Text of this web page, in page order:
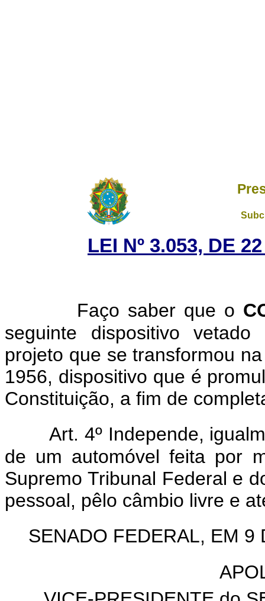
LEI Nº 3.053, DE
Faço saber que o
seguinte dispositivo
projeto que se transformou
1956, dispositivo que é
Constituição, a fim de
Art. 4º Independe,
de um automóvel feita por
Supremo Tribunal Federal e
pessoal, pêlo câmbio livre e
SENADO FEDERAL, EM 9